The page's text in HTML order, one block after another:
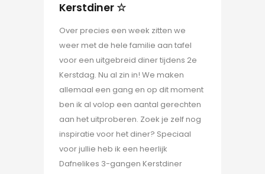
Kerstdiner ☆
Over precies een week zitten we
weer met de hele familie aan tafel
voor een uitgebreid diner tijdens 2e
Kerstdag. Nu al zin in! We maken
allemaal een gang en op dit moment
ben ik al volop een aantal gerechten
aan het uitproberen. Zoek je zelf nog
inspiratie voor het diner? Speciaal
voor jullie heb ik een heerlijk
Dafnelikes 3-gangen Kerstdiner